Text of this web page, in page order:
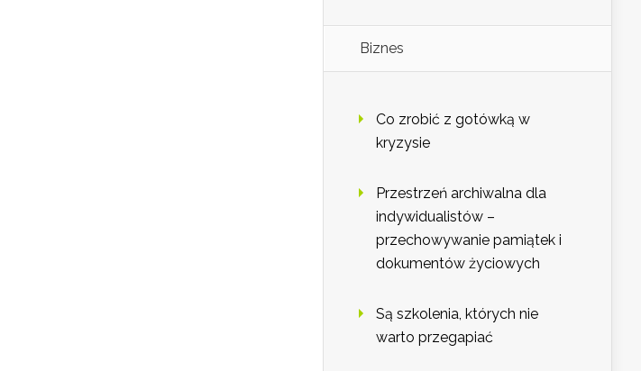
Biznes
Co zrobić z gotówką w
kryzysie
Przestrzeń archiwalna dla
indywidualistów –
przechowywanie pamiątek i
dokumentów życiowych
Są szkolenia, których nie
warto przegapiać